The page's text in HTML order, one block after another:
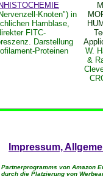
Knoten") in
Harnblase,
FITC-
Darstellung
Proteinen
W.
&
Impressum,
von Amazon
die Platzierung von